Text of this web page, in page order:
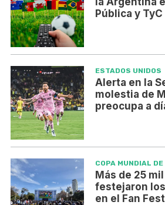
Pública y
ESTADOS UNIDOS
Alerta en la
molestia de
preocupa a
COPA MUNDIAL
Más de 25
festejaron
en el Fan